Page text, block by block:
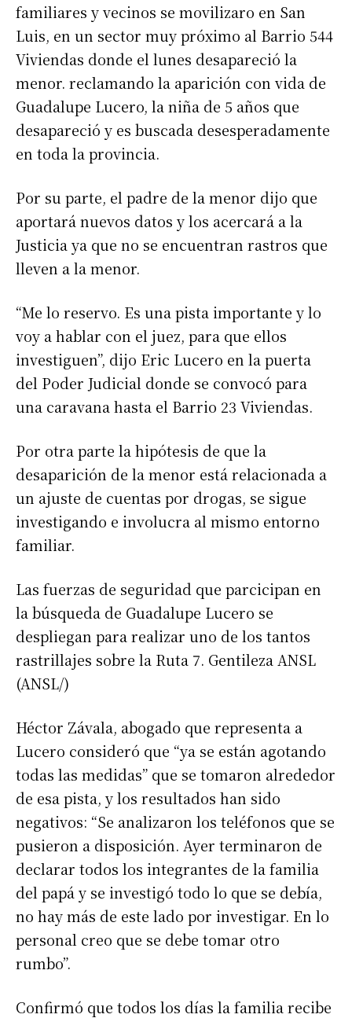
familiares y vecinos se movilizaro en San
Luis, en un sector muy próximo al Barrio 544
Viviendas donde el lunes desapareció la
menor. reclamando la aparición con vida de
Guadalupe Lucero, la niña de 5 años que
desapareció y es buscada desesperadamente
en toda la provincia.
Por su parte, el padre de la menor dijo que
aportará nuevos datos y los acercará a la
Justicia ya que no se encuentran rastros que
lleven a la menor.
“Me lo reservo. Es una pista importante y lo
voy a hablar con el juez, para que ellos
investiguen”, dijo Eric Lucero en la puerta
del Poder Judicial donde se convocó para
una caravana hasta el Barrio 23 Viviendas.
Por otra parte la hipótesis de que la
desaparición de la menor está relacionada a
un ajuste de cuentas por drogas, se sigue
investigando e involucra al mismo entorno
familiar.
Las fuerzas de seguridad que parcicipan en
la búsqueda de Guadalupe Lucero se
despliegan para realizar uno de los tantos
rastrillajes sobre la Ruta 7. Gentileza ANSL
(ANSL/)
Héctor Závala, abogado que representa a
Lucero consideró que “ya se están agotando
todas las medidas” que se tomaron alrededor
de esa pista, y los resultados han sido
negativos: “Se analizaron los teléfonos que se
pusieron a disposición. Ayer terminaron de
declarar todos los integrantes de la familia
del papá y se investigó todo lo que se debía,
no hay más de este lado por investigar. En lo
personal creo que se debe tomar otro
rumbo”.
Confirmó que todos los días la familia recibe